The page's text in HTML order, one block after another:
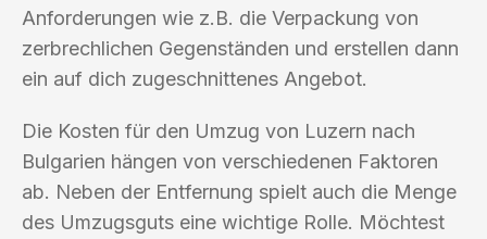
Anforderungen wie z.B. die Verpackung von
zerbrechlichen Gegenständen und erstellen dann
ein auf dich zugeschnittenes Angebot.
Die Kosten für den Umzug von Luzern nach
Bulgarien hängen von verschiedenen Faktoren
ab. Neben der Entfernung spielt auch die Menge
des Umzugsguts eine wichtige Rolle. Möchtest